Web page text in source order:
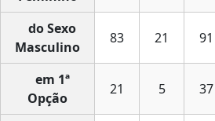
do Sexo
Masculino
83 21 91
em 1ª
Opção
21 5 37